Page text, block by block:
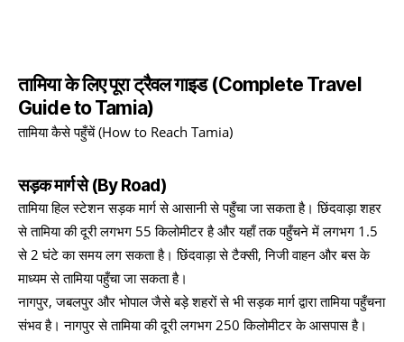
तामिया के लिए पूरा ट्रैवल गाइड (Complete Travel
Guide to Tamia)
तामिया कैसे पहुँचें (How to Reach Tamia)
सड़क मार्ग से (By Road)
तामिया हिल स्टेशन सड़क मार्ग से आसानी से पहुँचा जा सकता है। छिंदवाड़ा शहर
से तामिया की दूरी लगभग 55 किलोमीटर है और यहाँ तक पहुँचने में लगभग 1.5
से 2 घंटे का समय लग सकता है। छिंदवाड़ा से टैक्सी, निजी वाहन और बस के
माध्यम से तामिया पहुँचा जा सकता है।
नागपुर, जबलपुर और भोपाल जैसे बड़े शहरों से भी सड़क मार्ग द्वारा तामिया पहुँचना
संभव है। नागपुर से तामिया की दूरी लगभग 250 किलोमीटर के आसपास है।